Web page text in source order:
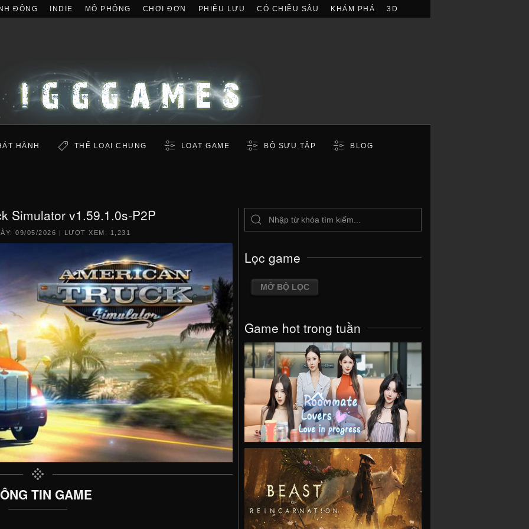
ĐỘNG INDIE MÔ PHỎNG CHƠI ĐƠN PHIÊU LƯU CÓ CHIỀU SÂU KHÁM PHÁ 3D
HÀNH THỂ LOẠI CHUNG LOẠT GAME BỘ SƯU TẬP BLOG
Simulator v1.59.1.0s-P2P
09/05/2026 | LƯỢT XEM: 1,231
TIN GAME
Lọc game
MỞ BỘ LỌC
Game hot trong tuần
VIEW
VIEW